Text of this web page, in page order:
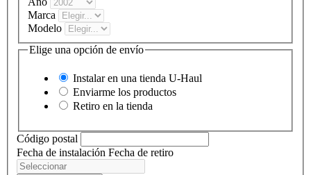
Marca
Modelo
Elige una opción de envío
Instalar en una tienda U-Haul
Enviarme los productos
Retiro en la tienda
Código postal
Fecha de instalación Fecha de retiro